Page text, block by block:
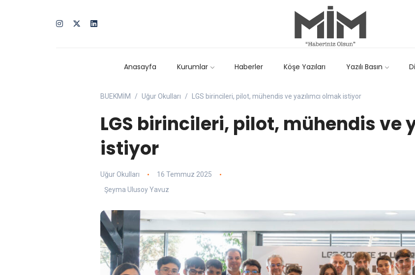
Anasayfa Kurumlar Haberler Köşe Yazıları Yazılı Basın
BUEKMİM Uğur Okulları LGS birincileri, pilot, mühendis ve yazılımcı olmak istiyor
LGS birincileri, pilot, mühendis ve
istiyor
Uğur Okulları
16 Temmuz 2025
Şeyma Ulusoy Yavuz